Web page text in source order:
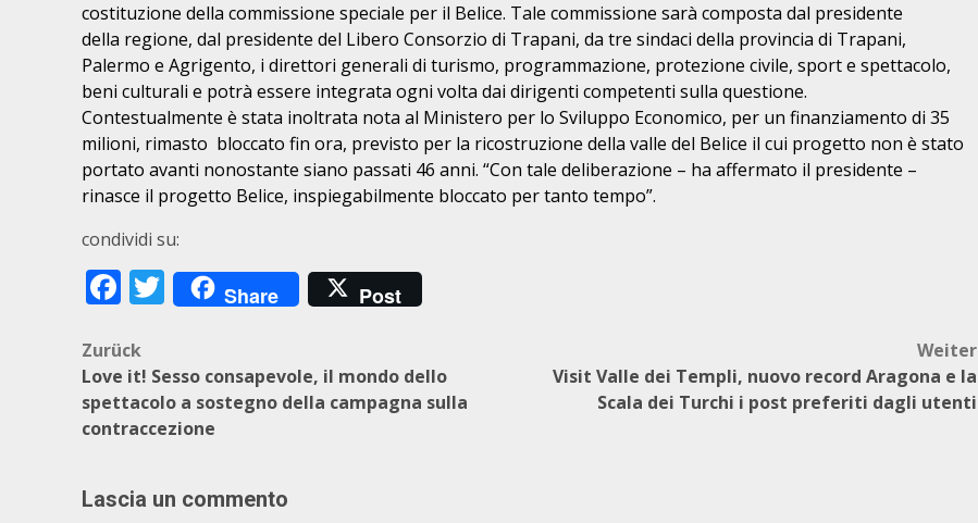
costituzione della commissione speciale per il Belice. Tale commissione sarà composta dal presidente
della regione, dal presidente del Libero Consorzio di Trapani, da tre sindaci della provincia di Trapani,
Palermo e Agrigento, i direttori generali di turismo, programmazione, protezione civile, sport e spettacolo,
beni culturali e potrà essere integrata ogni volta dai dirigenti competenti sulla questione.
Contestualmente è stata inoltrata nota al Ministero per lo Sviluppo Economico, per un finanziamento di 35
milioni, rimasto bloccato fin ora, previsto per la ricostruzione della valle del Belice il cui progetto non è stato
portato avanti nonostante siano passati 46 anni. “Con tale deliberazione – ha affermato il presidente –
rinasce il progetto Belice, inspiegabilmente bloccato per tanto tempo”.
condividi su:
Facebook
Twitter
Share Post
Beitragsnavigation
Zurück
Love it! Sesso consapevole, il mondo dello
spettacolo a sostegno della campagna sulla
contraccezione
Weiter
Visit Valle dei Templi, nuovo record Aragona e la
Scala dei Turchi i post preferiti dagli utenti
Lascia un commento